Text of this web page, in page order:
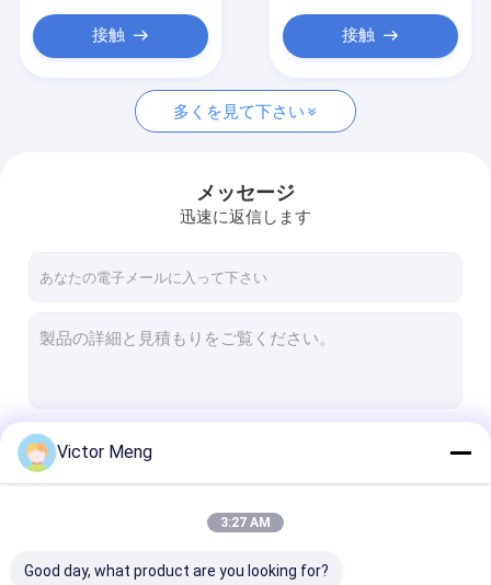
接触 接触
多くを見て下さい
メッセージ
迅速に返信します
Victor Meng
3:27 AM
Good day, what product are you looking for?